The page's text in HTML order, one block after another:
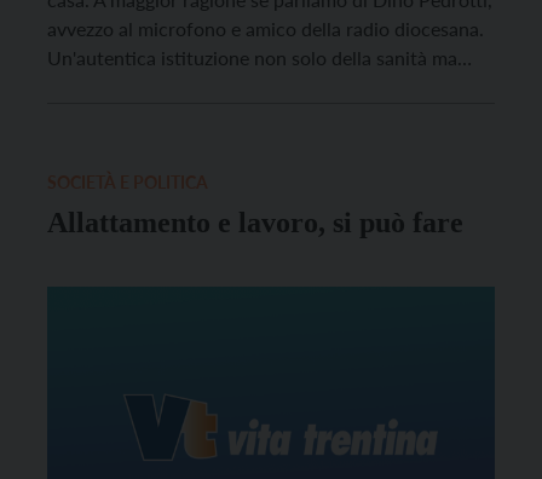
avvezzo al microfono e amico della radio diocesana.
Un'autentica istituzione non solo della sanità ma
Allattamento e lavoro, si può fare